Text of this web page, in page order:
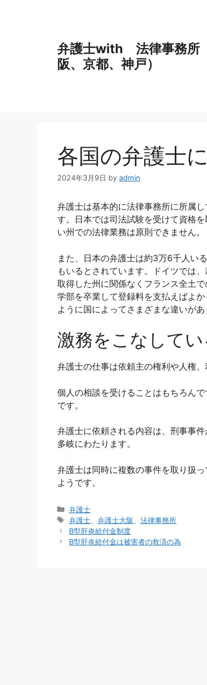
弁護士with 法律事務所
阪、京都、神戸）
各国の弁護士
2024年3月9日 by admin
弁護士は基本的に法律事務所に所属
す。日本では司法試験を受けて資格
い州での法律業務は原則できません。
また、日本の弁護士は約3万6千人い
もいるとされています。ドイツでは
取得した州に関係なくフランス全土
学部を卒業して登録料を支払えばよ
ように国によってさまざまな違いがあ
激務をこなして
弁護士の仕事は依頼主の権利や人権、
個人の相談を受けることはもちろん
です。
弁護士に依頼される内容は、刑事事
多岐にわたります。
弁護士は同時に複数の事件を取り扱
ようです。
カ
テ
ゴ
リ
弁護士
タ
グ
弁護士 、弁護士大阪 、法律事務所
B型肝炎給付金制度
B型肝炎給付金は被害者の救済の為